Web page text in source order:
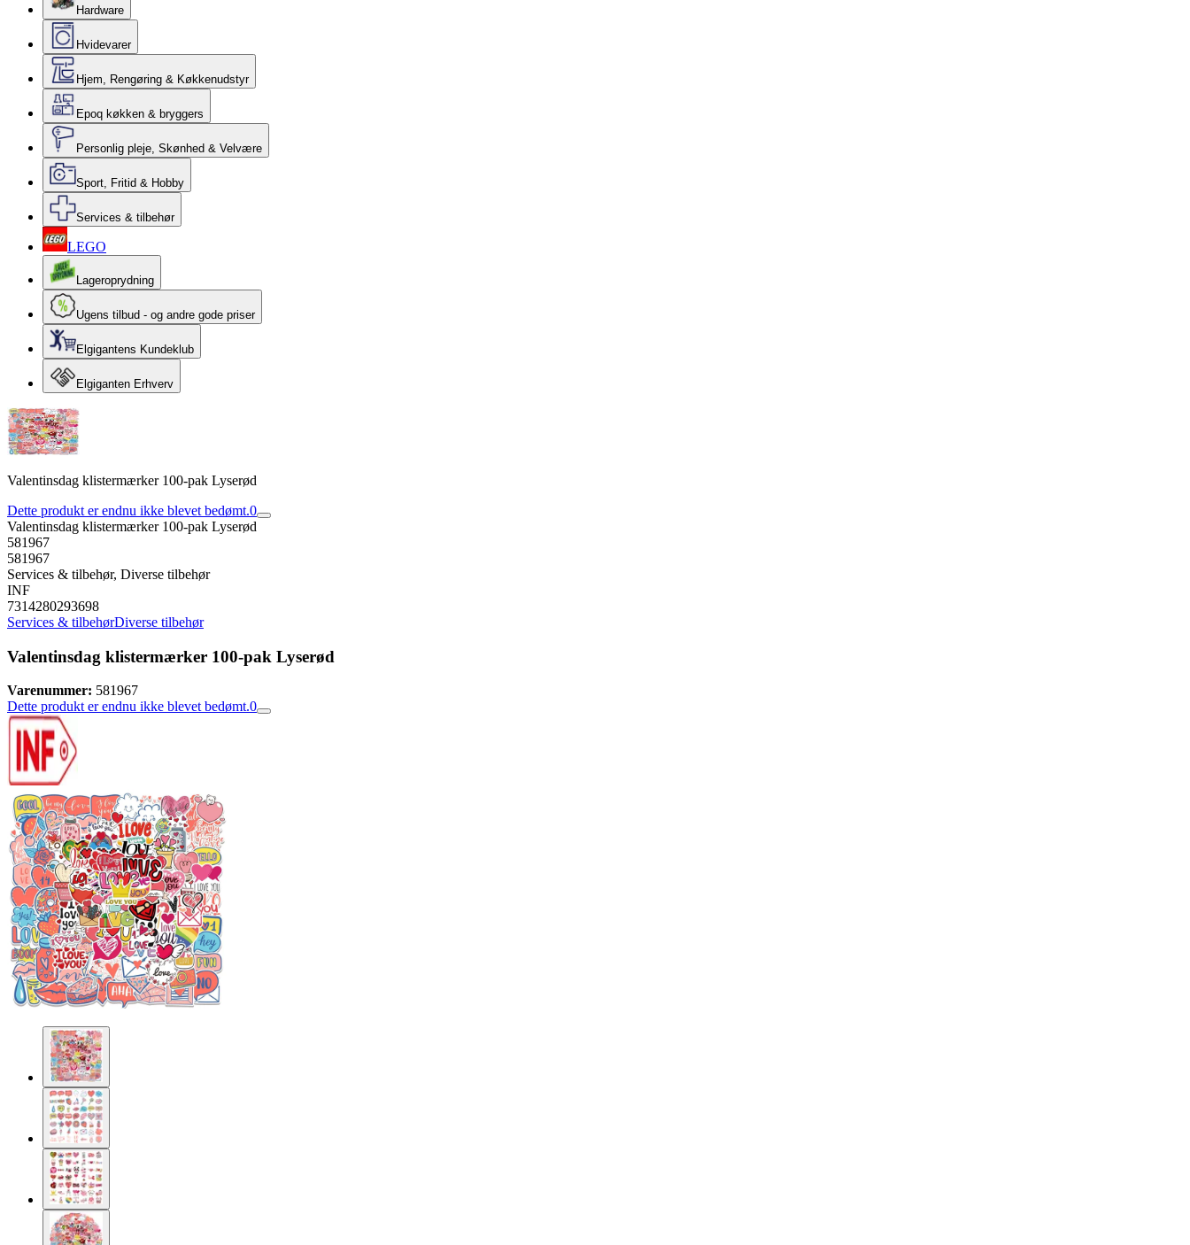
Hardware
Hvidevarer
Hjem, Rengøring & Køkkenudstyr
Epoq køkken & bryggers
Personlig pleje, Skønhed & Velvære
Sport, Fritid & Hobby
Services & tilbehør
LEGO
Lageroprydning
Ugens tilbud - og andre gode priser
Elgigantens Kundeklub
Elgiganten Erhverv
Valentinsdag klistermærker 100-pak Lyserød
Dette produkt er endnu ikke blevet bedømt.0
Valentinsdag klistermærker 100-pak Lyserød
581967
581967
Services & tilbehør, Diverse tilbehør
INF
7314280293698
Services & tilbehørDiverse tilbehør
Valentinsdag klistermærker 100-pak Lyserød
Varenummer: 581967
Dette produkt er endnu ikke blevet bedømt.0